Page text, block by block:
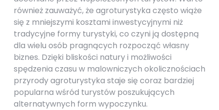
również zauważyć, że agroturystyka często wiąże
się z mniejszymi kosztami inwestycyjnymi niż
tradycyjne formy turystyki, co czyni ją dostępną
dla wielu osób pragnących rozpocząć własny
biznes. Dzięki bliskości natury i możliwości
spędzenia czasu w malowniczych okolicznościach
przyrody agroturystyka staje się coraz bardziej
popularna wśród turystów poszukujących
alternatywnych form wypoczynku.